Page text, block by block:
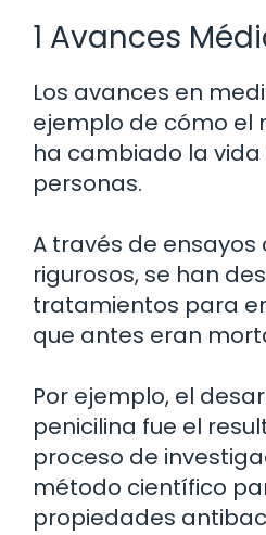
1 Avances
Los avances en
ejemplo de cómo el
ha cambiado la
personas.
A través de ensayos
rigurosos, se han
tratamientos para
que antes eran
Por ejemplo, el
penicilina fue el
proceso de
método científico
propiedades